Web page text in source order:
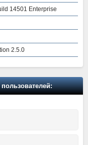
14501 Enterprise
2.5.0